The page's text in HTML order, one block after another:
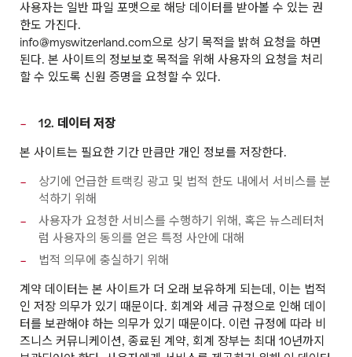
사용자는 일반 파일 포맷으로 해당 데이터를 받아볼 수 있는 권
한도 가진다.
info@myswitzerland.com으로 상기 목적을 밝혀 요청을 하면
된다. 본 사이트의 정보보호 목적을 위해 사용자의 요청을 처리
할 수 있도록 신원 증명을 요청할 수 있다.
12. 데이터 저장
본 사이트는 필요한 기간 만큼만 개인 정보를 저장한다.
상기에 언급한 트랙킹 광고 및 법적 한도 내에서 서비스를 분
석하기 위해
사용자가 요청한 서비스를 수행하기 위해, 혹은 뉴스레터처
럼 사용자의 동의를 얻은 특정 사안에 대해
법적 의무에 충실하기 위해
계약 데이터는 본 사이트가 더 오래 보유하게 되는데, 이는 법적
인 저장 의무가 있기 때문이다. 회계와 세금 규정으로 인해 데이
터를 보관해야 하는 의무가 있기 때문이다. 이런 규정에 따라 비
즈니스 커뮤니케이션, 종료된 계약, 회계 장부는 최대 10년까지